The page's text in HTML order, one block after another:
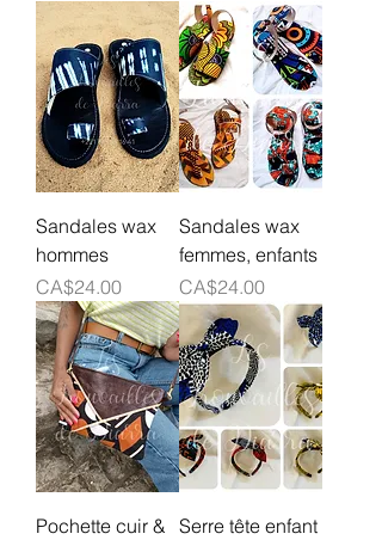
Sandales wax
hommes
Prix
CA$24.00
Sandales wax
femmes, enfants
Prix
CA$24.00
Pochette cuir & Serre tête enfant